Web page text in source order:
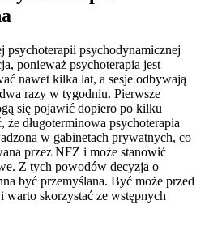
psychoterapii psychodynamicznej
ponieważ psychoterapia jest
nawet kilka lat, a sesje odbywają
razy w tygodniu. Pierwsze
się pojawić dopiero po kilku
że długoterminowa psychoterapia
w gabinetach prywatnych, co
przez NFZ i może stanowić
Z tych powodów decyzja o
być przemyślana. Być może przed
warto skorzystać ze wstępnych